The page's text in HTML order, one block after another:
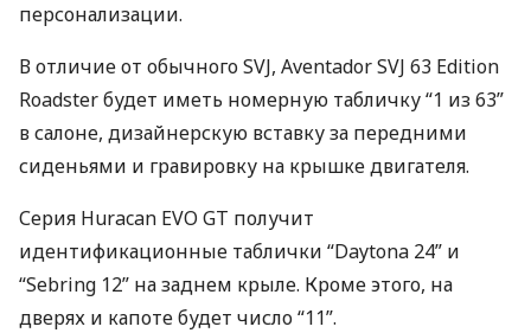
персонализации.
В отличие от обычногоSVJ, AventadorSVJ 63 Edition
Roadster будет иметь номерную табличку “1 из 63”
в салоне, дизайнерскую вставку за передними
сиденьями и гравировку на крышке двигателя.
Серия Huracan EVO GT получит
идентификационные таблички “Daytona 24” и
“Sebring 12” на заднем крыле. Кроме этого, на
дверях и капоте будет число “11”.